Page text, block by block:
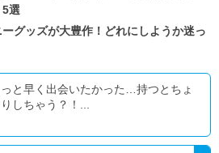
5選
グッズが大豊作！どれにしようか迷っ
と早く出会いたかった…持つとちょ
しちゃう？！...